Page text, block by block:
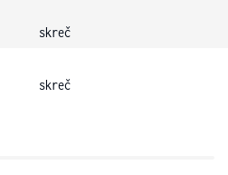
skreč
skreč